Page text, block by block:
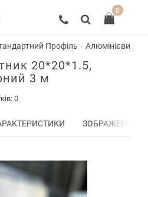
0
Профіль Алюмінієвий
20*20*1.5,
3 м
0
ЗОБРАЖЕННЯ